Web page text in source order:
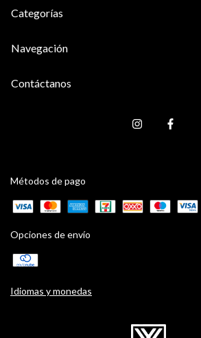
Categorías
Navegación
Contáctanos
Métodos de pago
Opciones de envío
Idiomas y monedas